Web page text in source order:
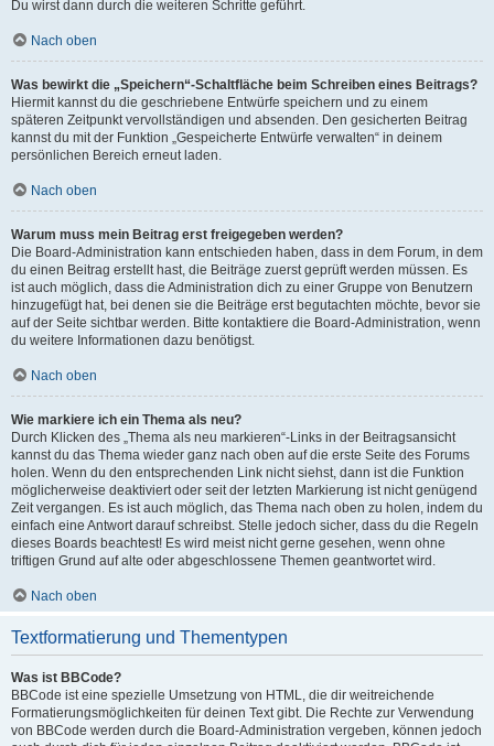
Du wirst dann durch die weiteren Schritte geführt.
Nach oben
Was bewirkt die „Speichern“-Schaltfläche beim Schreiben eines Beitrags?
Hiermit kannst du die geschriebene Entwürfe speichern und zu einem
späteren Zeitpunkt vervollständigen und absenden. Den gesicherten Beitrag
kannst du mit der Funktion „Gespeicherte Entwürfe verwalten“ in deinem
persönlichen Bereich erneut laden.
Nach oben
Warum muss mein Beitrag erst freigegeben werden?
Die Board-Administration kann entschieden haben, dass in dem Forum, in dem
du einen Beitrag erstellt hast, die Beiträge zuerst geprüft werden müssen. Es
ist auch möglich, dass die Administration dich zu einer Gruppe von Benutzern
hinzugefügt hat, bei denen sie die Beiträge erst begutachten möchte, bevor sie
auf der Seite sichtbar werden. Bitte kontaktiere die Board-Administration, wenn
du weitere Informationen dazu benötigst.
Nach oben
Wie markiere ich ein Thema als neu?
Durch Klicken des „Thema als neu markieren“-Links in der Beitragsansicht
kannst du das Thema wieder ganz nach oben auf die erste Seite des Forums
holen. Wenn du den entsprechenden Link nicht siehst, dann ist die Funktion
möglicherweise deaktiviert oder seit der letzten Markierung ist nicht genügend
Zeit vergangen. Es ist auch möglich, das Thema nach oben zu holen, indem du
einfach eine Antwort darauf schreibst. Stelle jedoch sicher, dass du die Regeln
dieses Boards beachtest! Es wird meist nicht gerne gesehen, wenn ohne
triftigen Grund auf alte oder abgeschlossene Themen geantwortet wird.
Nach oben
Textformatierung und Thementypen
Was ist BBCode?
BBCode ist eine spezielle Umsetzung von HTML, die dir weitreichende
Formatierungsmöglichkeiten für deinen Text gibt. Die Rechte zur Verwendung
von BBCode werden durch die Board-Administration vergeben, können jedoch